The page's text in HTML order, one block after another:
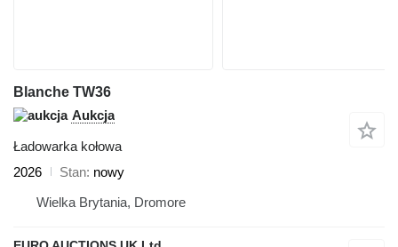
Blanche TW36
Aukcja
Ładowarka kołowa
2026
Stan nowy
Wielka Brytania, Dromore